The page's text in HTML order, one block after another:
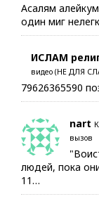
Асалям
один миг
ИСЛАМ
видео (НЕ ДЛЯ
79626365590
nart
вызов
людей, пока
11…